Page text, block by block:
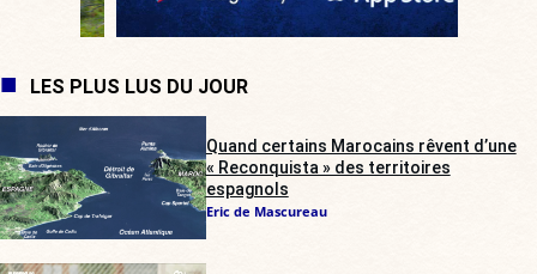
LES PLUS LUS DU JOUR
Quand certains Marocains rêvent d’une
« Reconquista » des territoires
espagnols
Eric de Mascureau